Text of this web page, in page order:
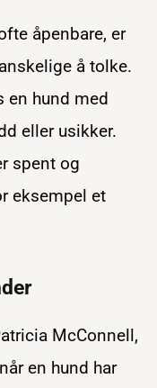
åpenbare, er
å tolke.
en hund med
eller usikker.
spent og
eksempel et
McConnell,
en hund har